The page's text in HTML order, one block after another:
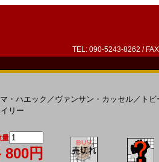
TEL: 090-5243-8262 /
・ハエック ／ ヴァンサン・カッセル／ ト
リー
量
800円